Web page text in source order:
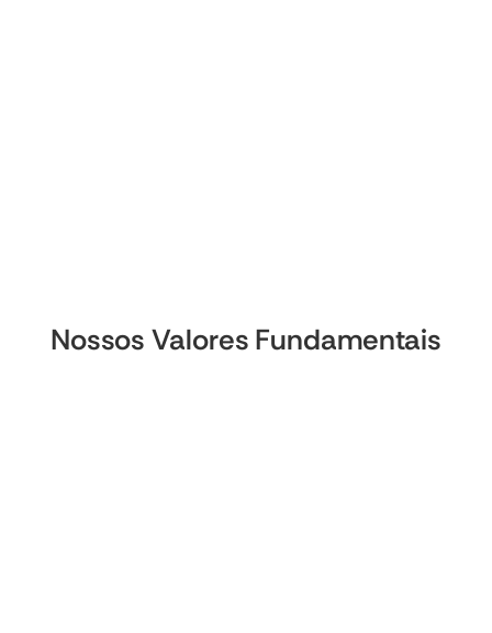
Nossos Valores Fundamentais